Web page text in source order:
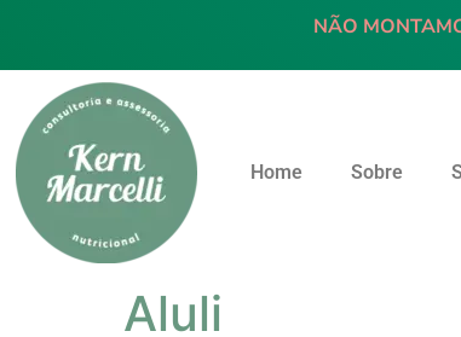
NÃO
Home Sobre
Aluli